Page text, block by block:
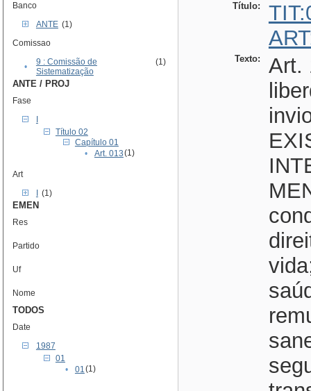
Banco
ANTE (1)
Comissao
•
9 : Comissão de
Sistematização
(1)
ANTE / PROJ
Fase
Título 02
Capítulo 01
•
Art. 013(1)
Art
(1)
EMEN
Res
Partido
Uf
Nome
TODOS
Date
1987
01
•
01(1)
Título:
Texto:
Art.